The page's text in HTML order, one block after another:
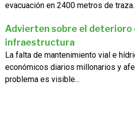
evacuación en 2400 metros de traza.
Advierten sobre el deterioro
infraestructura
La falta de mantenimiento vial e
económicos diarios millonarios y
problema es visible...